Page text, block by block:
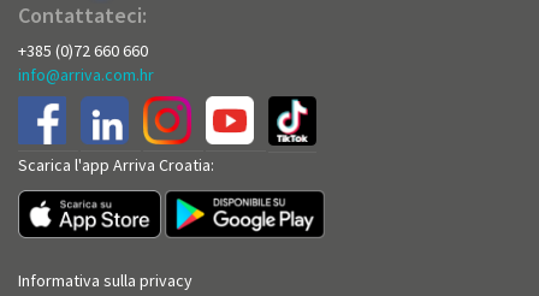
Contattateci:
+385 (0)72 660 660
info@arriva.com.hr
Scarica l'app Arriva Croatia:
Informativa sulla privacy